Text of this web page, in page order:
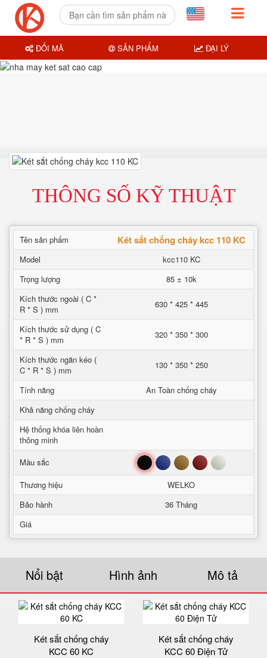
THÔNG SỐ KỸ THUẬT
Tên sản phẩm Két sắt chống cháy kcc 110 KC
Model
kcc110 KC
Trọng lượng
85 ± 10k
Kích thước ngoài ( C *
R * S ) mm
630 * 425 * 445
Kích thước sử dụng ( C
* R * S ) mm
320 * 350 * 300
Kích thước ngăn kéo (
C * R * S ) mm
130 * 350 * 250
Tính năng
An Toàn chống cháy
Khả năng chống cháy
Hệ thống khóa liên hoàn
thông minh
Mầu sắc
Đen Xanh Nâu Đỏ Trắng
Thương hiệu
WELKO
Bảo hành
36 Tháng
Giá
Nổi bật Hình ảnh Mô tả
Két sắt chống cháy
KCC 60 KC
Két sắt chống cháy
KCC 60 Điện Tử
ĐỔI MÃ SẢN PHẨM ĐẠI LÝ